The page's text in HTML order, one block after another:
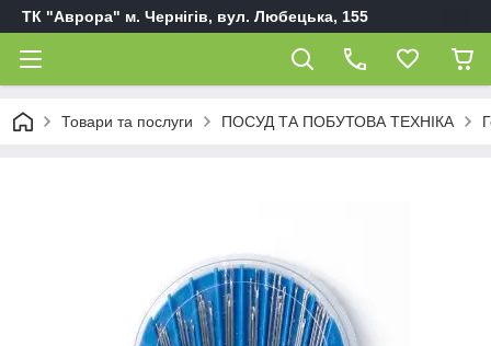
ТК "Аврора" м. Чернігів, вул. Любецька, 155
Товари та послуги ПОСУД ТА ПОБУТОВА ТЕХНІКА